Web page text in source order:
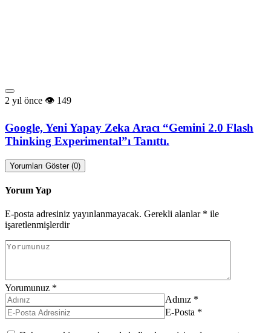
2 yıl önce 149
Google, Yeni Yapay Zeka Aracı “Gemini 2.0 Flash
Thinking Experimental”ı Tanıttı.
Yorumları Göster (0)
Yorum Yap
E-posta adresiniz yayınlanmayacak. Gerekli alanlar * ile
işaretlenmişlerdir
Yorumunuz *
Adınız *
E-Posta *